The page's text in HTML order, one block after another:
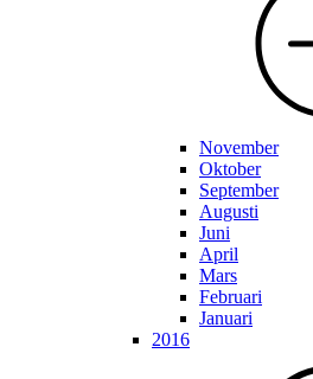
November
Oktober
September
Augusti
Juni
April
Mars
Februari
Januari
2016